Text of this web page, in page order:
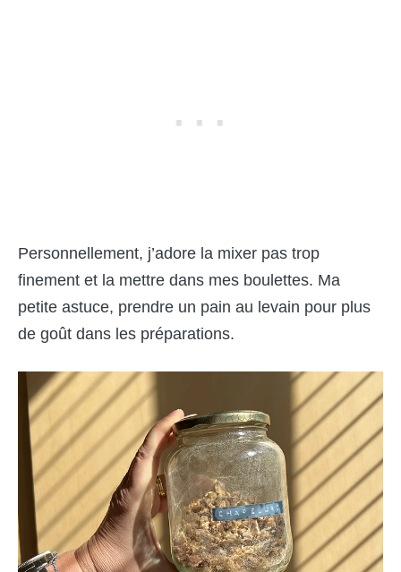
Personnellement, j’adore la mixer pas trop
finement et la mettre dans mes boulettes. Ma
petite astuce, prendre un pain au levain pour plus
de goût dans les préparations.